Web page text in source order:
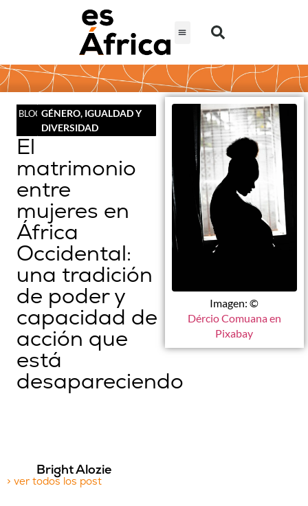
BLOGGÉNERO, IGUALDAD Y
DIVERSIDAD
El
matrimonio
entre
mujeres en
África
Occidental:
una tradición
de poder y
capacidad de
acción que
está
desapareciendo
Imagen: ©
Dércio Comuana en
Pixabay
Bright Alozie
> ver todos los post